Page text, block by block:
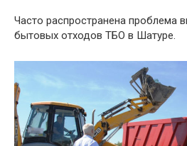
Часто распространена проблема
бытовых отходов ТБО в Шатуре.